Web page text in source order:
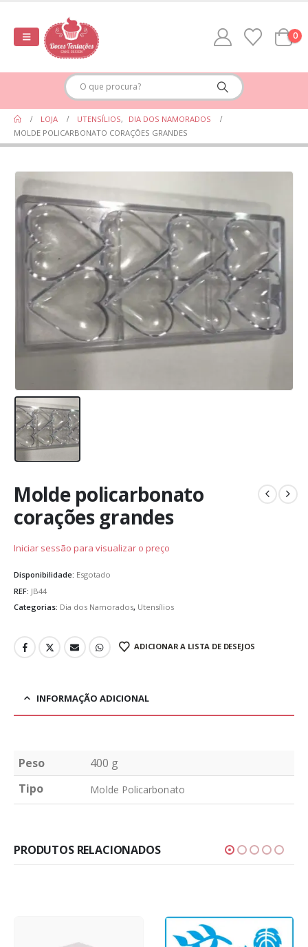
0
LOJA UTENSÍLIOS,
DIA DOS NAMORADOS
MOLDE POLICARBONATO CORAÇÕES GRANDES
Molde policarbonato
corações grandes
Iniciar sessão para visualizar o preço
Disponibilidade: Esgotado
REF: JB44
Categorias: Dia dos Namorados, Utensílios
ADICIONAR A LISTA DE DESEJOS
INFORMAÇÃO ADICIONAL
Peso
400 g
Tipo
Molde Policarbonato
PRODUTOS RELACIONADOS